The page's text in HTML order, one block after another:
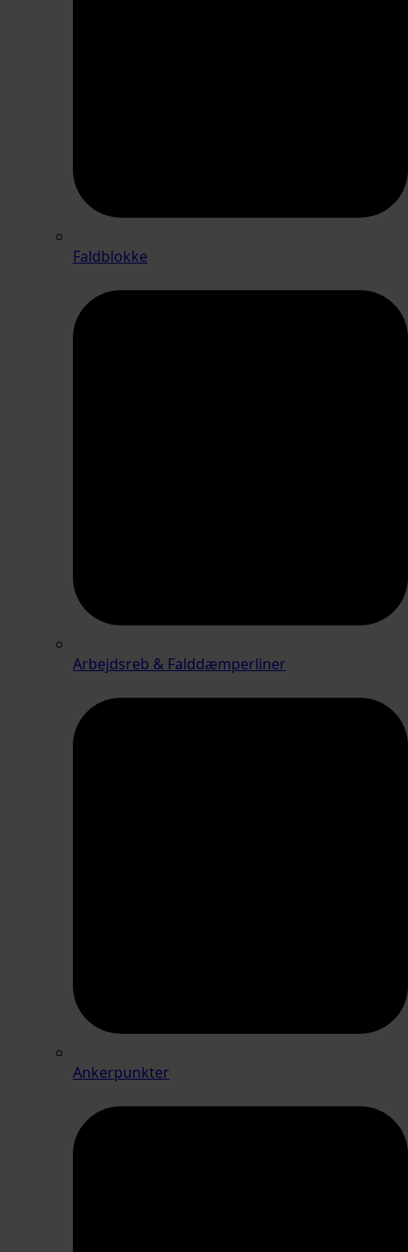
Faldblokke
Arbejdsreb & Falddæmperliner
Ankerpunkter